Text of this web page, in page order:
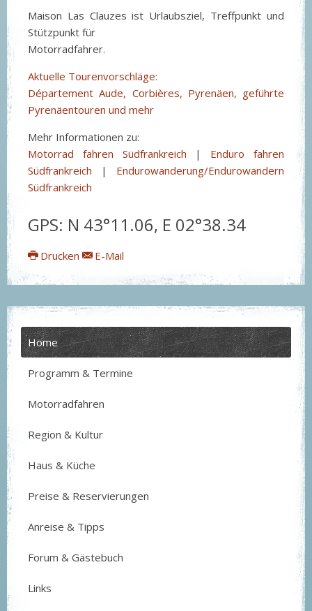
Maison Las Clauzes ist Urlaubsziel, Treffpunkt und
Stützpunkt für
Motorradfahrer.
Aktuelle Tourenvorschläge:
Département Aude, Corbières, Pyrenäen, geführte
Pyrenäentouren und mehr
Mehr Informationen zu:
Motorrad fahren Südfrankreich | Enduro fahren
Südfrankreich | Endurowanderung/Endurowandern
Südfrankreich
GPS: N 43°11.06, E 02°38.34
Drucken E-Mail
Home
Programm & Termine
Motorradfahren
Region & Kultur
Haus & Küche
Preise & Reservierungen
Anreise & Tipps
Forum & Gästebuch
Links